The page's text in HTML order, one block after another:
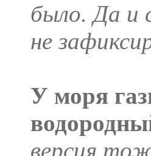
было. Да и
не
У моря
версия